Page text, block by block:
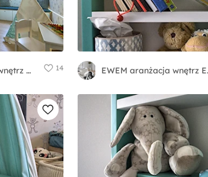
EWEM aranżacja wnętrz Edyta Wełnicka 14 EWEM